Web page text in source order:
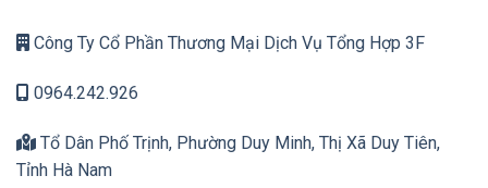
Công Ty Cổ Phần Thương Mại Dịch Vụ Tổng Hợp 3F
0964.242.926
Tổ Dân Phố Trịnh, Phường Duy Minh, Thị Xã Duy Tiên,
Tỉnh Hà Nam